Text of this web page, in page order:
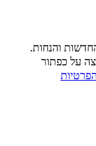
והנחות.
על כפתור